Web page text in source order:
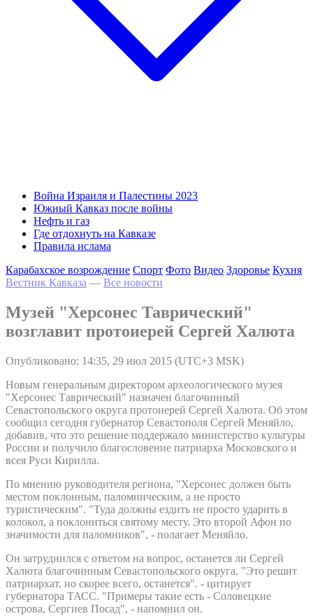
Война Израиля и Палестины 2023
Южный Кавказ после войны
Нефть и газ
Где отдохнуть на Кавказе
Правила ислама
Карабахское возрождение Спорт Фото Видео Здоровье Кухня
Вестник Кавказа — Все новости
Музей "Херсонес Таврический"
возглавит протоиерей Сергей Халюта
Опубликовано: 14:35, 29 июл 2015 (UTC+3 MSK)
Новым генеральным директором археологического музея
"Херсонес Таврический" назначен благочинный
Севастопольского округа протоиерей Сергей Халюта. Об этом
сообщил сегодня губернатор Севастополя Сергей Меняйло,
добавив, что это решение поддержало министерство культуры
России и получило благословение патриарха Московского и
всея Руси Кирилла.
По мнению руководителя региона, "Херсонес должен быть
местом поклонным, паломническим, а не просто
туристическим". "Туда должны ездить не просто ударить в
колокол, а поклониться святому месту. Это второй Афон по
значимости для паломников", - полагает Меняйло.
Он затруднился с ответом на вопрос, останется ли Сергей
Халюта благочинным Севастопольского округа. "Это решит
патриархат, но скорее всего, останется". - цитирует
губернатора ТАСС. "Примеры такие есть - Соловецкие
острова, Сергиев Посад", - напомнил он.